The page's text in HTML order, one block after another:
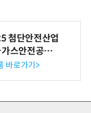
첨단안전산업
스안전공사
바로가기>